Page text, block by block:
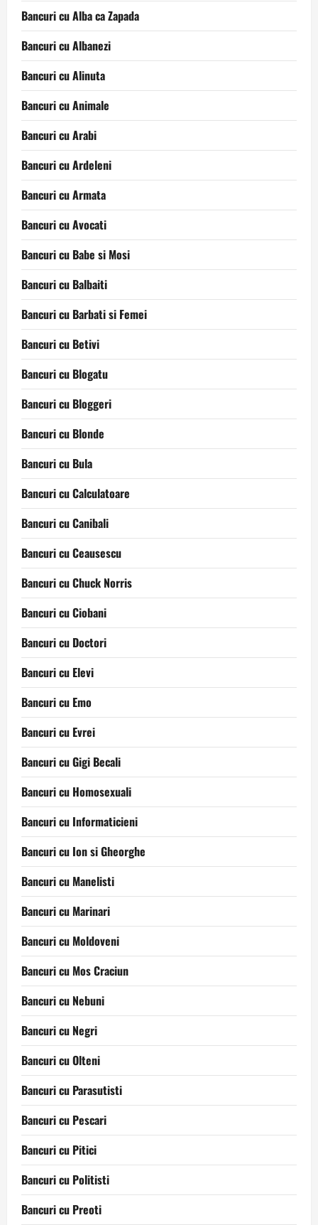
Bancuri cu Alba ca Zapada
Bancuri cu Albanezi
Bancuri cu Alinuta
Bancuri cu Animale
Bancuri cu Arabi
Bancuri cu Ardeleni
Bancuri cu Armata
Bancuri cu Avocati
Bancuri cu Babe si Mosi
Bancuri cu Balbaiti
Bancuri cu Barbati si Femei
Bancuri cu Betivi
Bancuri cu Blogatu
Bancuri cu Bloggeri
Bancuri cu Blonde
Bancuri cu Bula
Bancuri cu Calculatoare
Bancuri cu Canibali
Bancuri cu Ceausescu
Bancuri cu Chuck Norris
Bancuri cu Ciobani
Bancuri cu Doctori
Bancuri cu Elevi
Bancuri cu Emo
Bancuri cu Evrei
Bancuri cu Gigi Becali
Bancuri cu Homosexuali
Bancuri cu Informaticieni
Bancuri cu Ion si Gheorghe
Bancuri cu Manelisti
Bancuri cu Marinari
Bancuri cu Moldoveni
Bancuri cu Mos Craciun
Bancuri cu Nebuni
Bancuri cu Negri
Bancuri cu Olteni
Bancuri cu Parasutisti
Bancuri cu Pescari
Bancuri cu Pitici
Bancuri cu Politisti
Bancuri cu Preoti